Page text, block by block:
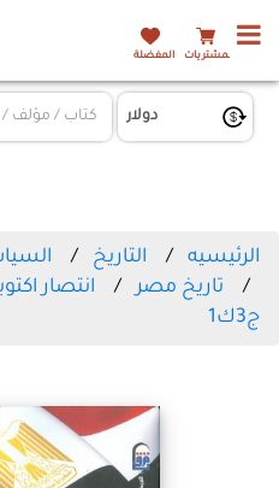
المشتريات المفضلة
الرئيسيه التاريخ
تاريخ مصر
انتصار
ج3ك1